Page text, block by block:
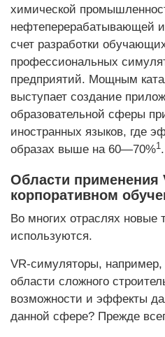
химической
нефтеперерабатывающей и
счет разработки
профессиональных
предприятий. Мощным
выступает создание
образовательной сферы
иностранных языков, где
образах выше на 60—70%1 .
Области применения
корпоративном
Во многих отраслях новые
используются.
VR-симуляторы,
области сложного
возможности и эффекты
данной сфере? Прежде